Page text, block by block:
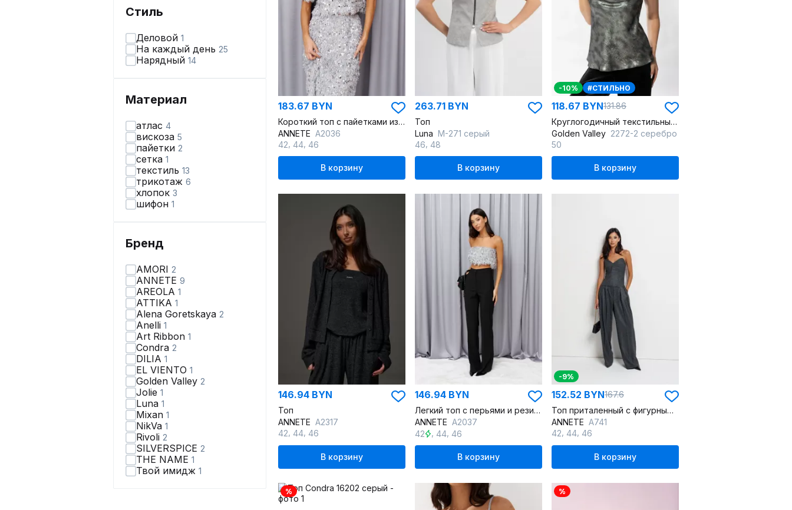
Стиль
Деловой 1
На каждый день 25
Нарядный 14
Материал
атлас 4
вискоза 5
пайетки 2
сетка 1
текстиль 13
трикотаж 6
хлопок 3
шифон 1
Бренд
AMORI 2
ANNETE 9
AREOLA 1
ATTIKA 1
Alena Goretskaya 2
Anelli 1
Art Ribbon 1
Condra 2
DILIA 1
EL VIENTO 1
Golden Valley 2
Jolie 1
Luna 1
Mixan 1
NikVa 1
Rivoli 2
SILVERSPICE 2
THE NAME 1
Твой имидж 1
183.67 BYN
Короткий топ с пайетками из ворсистого полотна
ANNETE A2036
42 44 46
В корзину
263.71 BYN
Топ
Luna М-271 серый
46 48
В корзину
-10% #СТИЛЬНО
118.67 BYN131.86
Круглогодичный текстильный топ на бретелях с драпировками
Golden Valley 2272-2 серебро
50
В корзину
146.94 BYN
Топ
ANNETE A2317
42 44 46
В корзину
146.94 BYN
Легкий топ с перьями и резинкой на берегу
ANNETE A2037
42
44 46
В корзину
-9%
152.52 BYN167.6
Топ приталенный с фигурным вырезом из костюмной ткани
ANNETE A741
42 44 46
В корзину
% %